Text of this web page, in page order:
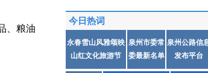
、粮油
今日热词
永春雪山风雅颂映
山红文化旅游节
泉州市委常
委最新名单
泉州公路信
发布平台